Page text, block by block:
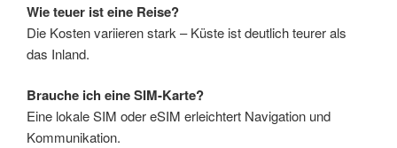
Wie teuer ist eine Reise?
Die Kosten variieren stark – Küste ist deutlich teurer als
das Inland.
Brauche ich eine SIM-Karte?
Eine lokale SIM oder eSIM erleichtert Navigation und
Kommunikation.